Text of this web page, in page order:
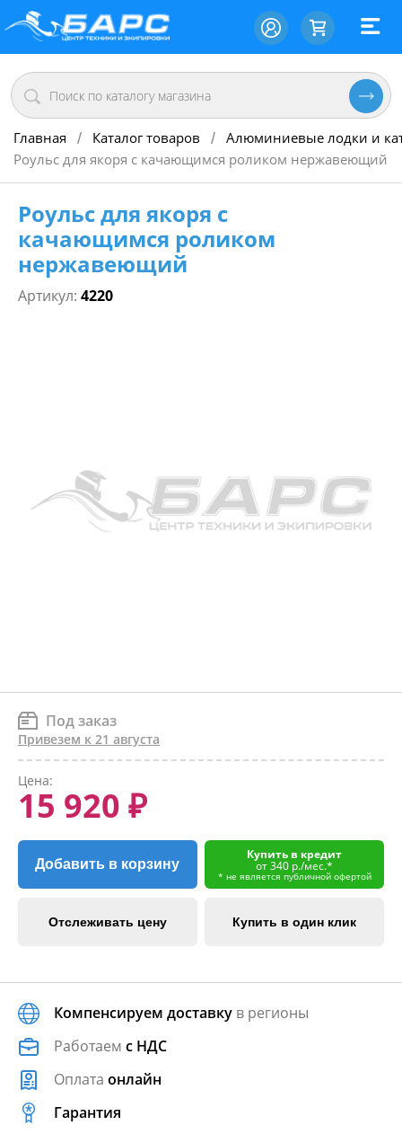
Главная / Каталог товаров / Алюминиевые лодки и
Роульс для якоря с качающимся роликом нержавеющий
Роульс для якоря с
качающимся роликом
нержавеющий
Артикул: 4220
Под заказ
Привезем к 21 августа
Цена:
15 920 ₽
Добавить в корзину
Купить в кредит
от 340 р./мес.*
* не является публичной офертой
Отслеживать цену Купить в один клик
Компенсируем доставку в регионы
Работаем с НДС
Оплата онлайн
Гарантия